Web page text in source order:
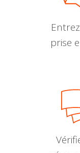
prise